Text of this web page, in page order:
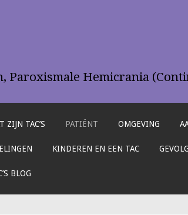
Paroxismale Hemicrania
ZIJN TAC’S PATIËNT OMGEVING
KINDEREN EN EEN TAC
BLOG